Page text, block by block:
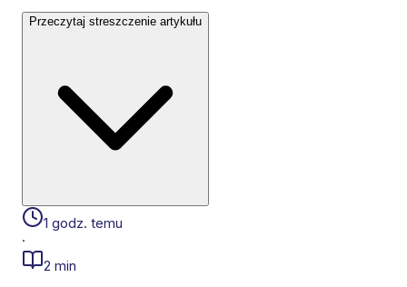
Przeczytaj streszczenie artykułu
1 godz. temu
·
2 min